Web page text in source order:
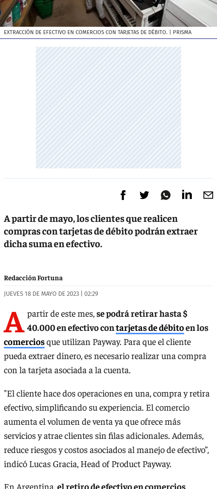
EXTRACCIÓN DE EFECTIVO EN COMERCIOS CON TARJETAS DE DÉBITO. | PRISMA
A partir de mayo, los clientes que realicen
compras con tarjetas de débito podrán extraer
dicha suma en efectivo.
Redacción Fortuna
JUEVES 18 DE MAYO DE 2023 | 02:29
A partir de este mes,se podrá retirar hasta $
40.000 en efectivo contarjetas de débitoen los
comerciosque utilizan Payway. Para que el cliente
pueda extraer dinero, es necesario realizar una compra
con la tarjeta asociada a la cuenta.
"El cliente hace dos operaciones en una, compra y retira
efectivo, simplificando su experiencia. El comercio
aumenta el volumen de venta ya que ofrece más
servicios y atrae clientes sin filas adicionales. Además,
reduce riesgos y costos asociados al manejo de efectivo”,
indicó Lucas Gracia, Head of Product Payway.
En Argentina,el retiro de efectivo en comercios